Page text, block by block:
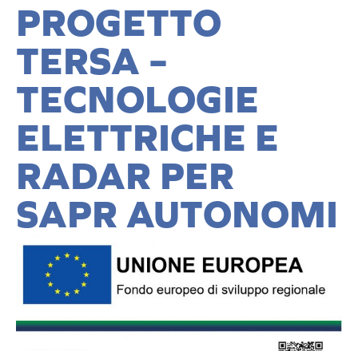
PROGETTO
TERSA –
TECNOLOGIE
ELETTRICHE E
RADAR PER
SAPR AUTONOMI